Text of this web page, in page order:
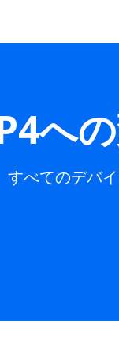
へ
すべてのデバ